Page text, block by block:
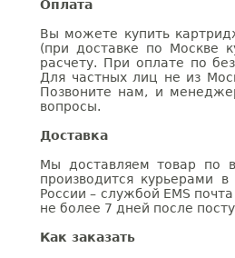
Оплата
Вы можете купить
(при доставке по Москве
расчету. При оплате по
Для частных лиц не из
Позвоните нам, и
вопросы.
Доставка
Мы доставляем товар по
производится курьерами
России – службой EMS
не более 7 дней после
Как заказать